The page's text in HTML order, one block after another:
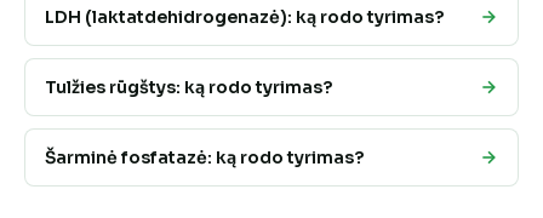
LDH (laktatdehidrogenazė): ką rodo tyrimas?
Tulžies rūgštys: ką rodo tyrimas?
Šarminė fosfatazė: ką rodo tyrimas?